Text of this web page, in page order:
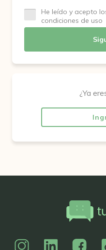
He leído y acepto
condiciones de uso
¿Ya